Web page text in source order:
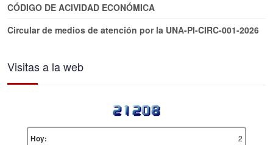
CÓDIGO DE ACIVIDAD ECONÓMICA
Circular de medios de atención por la UNA-PI-CIRC-001-2026
Visitas a la web
Hoy:
2